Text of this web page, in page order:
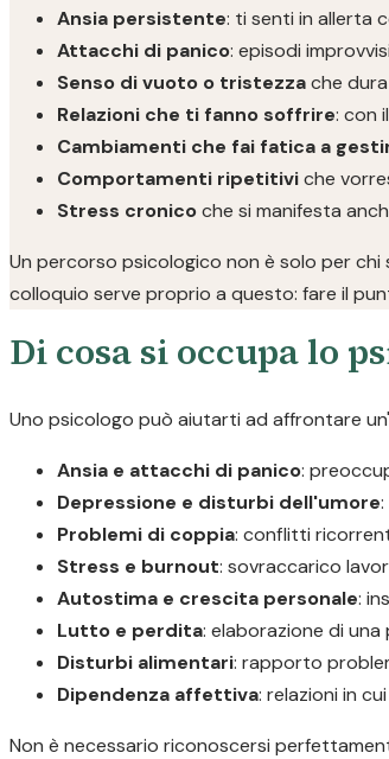
Ansia persistente: ti senti in allerta
Attacchi di panico: episodi
Senso di vuoto o tristezzache
Relazioni che ti fanno soffrire: con
Cambiamenti che fai fatica a
Comportamenti ripetitiviche
Stress cronicoche si manifesta
Un percorso psicologico non è solo per chi
colloquio serve proprio a questo: fare il
Di cosa si occupa lo
Uno psicologo può aiutarti ad affrontare
Ansia e attacchi di panico:
Depressione e disturbi dell'umore
Problemi di coppia: conflitti
Stress e burnout: sovraccarico
Autostima e crescita personale:
Lutto e perdita: elaborazione di
Disturbi alimentari: rapporto
Dipendenza affettiva: relazioni in
Non è necessario riconoscersi